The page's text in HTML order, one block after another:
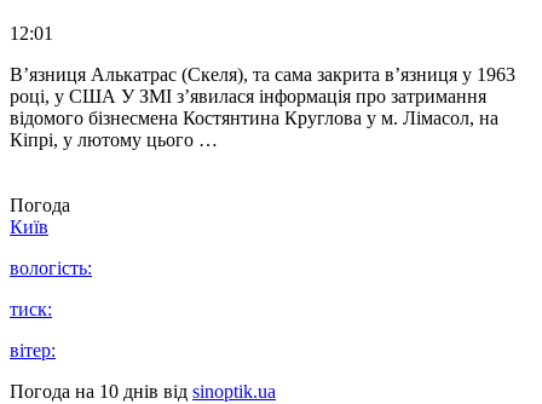
12:01
В’язниця Алькатрас (Скеля), та сама закрита в’язниця у 1963
році, у США У ЗМІ з’явилася інформація про затримання
відомого бізнесмена Костянтина Круглова у м. Лімасол, на
Кіпрі, у лютому цього …
Погода
Київ
вологість:
тиск:
вітер:
Погода на 10 днів від sinoptik.ua